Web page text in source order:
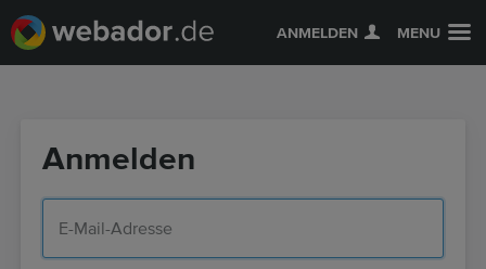
ANMELDEN MENU
Anmelden